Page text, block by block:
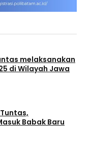
melaksanakan
di Wilayah Jawa
Babak Baru